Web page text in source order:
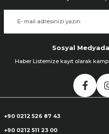
Sosyal
Haber Listemize kayıt olarak
+90 0212 526 87 43
+90 0212 511 23 00